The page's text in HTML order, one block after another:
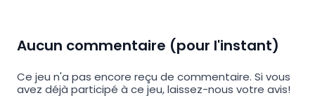
Aucun commentaire (pour l'instant)
Ce jeu n'a pas encore reçu de commentaire. Si vous
avez déjà participé à ce jeu, laissez-nous votre avis!